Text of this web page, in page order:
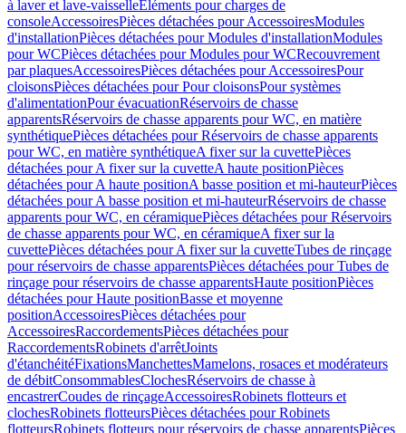
à laver et lave-vaisselleEléments pour charges de
consoleAccessoiresPièces détachées pour AccessoiresModules
d'installationPièces détachées pour Modules d'installationModules
pour WCPièces détachées pour Modules pour WCRecouvrement
par plaquesAccessoiresPièces détachées pour AccessoiresPour
cloisonsPièces détachées pour Pour cloisonsPour systèmes
d'alimentationPour évacuationRéservoirs de chasse
apparentsRéservoirs de chasse apparents pour WC, en matière
synthétiquePièces détachées pour Réservoirs de chasse apparents
pour WC, en matière synthétiqueA fixer sur la cuvettePièces
détachées pour A fixer sur la cuvetteA haute positionPièces
détachées pour A haute positionA basse position et mi-hauteurPièces
détachées pour A basse position et mi-hauteurRéservoirs de chasse
apparents pour WC, en céramiquePièces détachées pour Réservoirs
de chasse apparents pour WC, en céramiqueA fixer sur la
cuvettePièces détachées pour A fixer sur la cuvetteTubes de rinçage
pour réservoirs de chasse apparentsPièces détachées pour Tubes de
rinçage pour réservoirs de chasse apparentsHaute positionPièces
détachées pour Haute positionBasse et moyenne
positionAccessoiresPièces détachées pour
AccessoiresRaccordementsPièces détachées pour
RaccordementsRobinets d'arrêtJoints
d'étanchéitéFixationsManchettesMamelons, rosaces et modérateurs
de débitConsommablesClochesRéservoirs de chasse à
encastrerCoudes de rinçageAccessoiresRobinets flotteurs et
clochesRobinets flotteursPièces détachées pour Robinets
flotteursRobinets flotteurs pour réservoirs de chasse apparentsPièces